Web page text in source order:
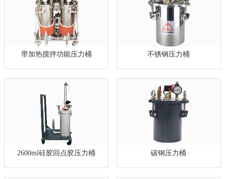
带加热搅拌功能压力桶 不锈钢压力桶
2600ml硅胶回点胶压力桶 碳钢压力桶